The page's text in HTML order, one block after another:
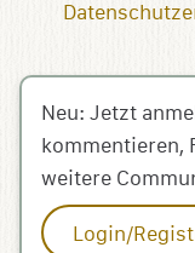
Neu: Jetzt
kommentieren,
weitere
Login/